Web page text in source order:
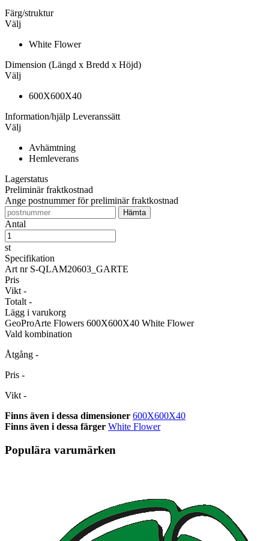
Färg/struktur
Välj
White Flower
Dimension (Längd x Bredd x Höjd)
Välj
600X600X40
Information/hjälp Leveranssätt
Välj
Avhämtning
Hemleverans
Lagerstatus
Preliminär fraktkostnad
Ange postnummer för preliminär fraktkostnad
Antal
st
Specifikation
Art nr S-QLAM20603_GARTE
Pris
Vikt -
Totalt -
Lägg i varukorg
GeoProArte Flowers 600X600X40 White Flower
Vald kombination
Åtgång -
Pris -
Vikt -
Finns även i dessa dimensioner 600X600X40
Finns även i dessa färger White Flower
Populära varumärken